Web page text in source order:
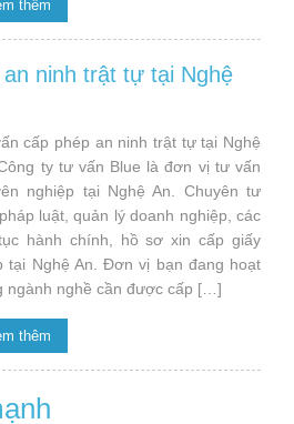
thêm
ninh trật tự tại Nghệ
cấp phép an ninh trật tự tại Nghệ
ty tư vấn Blue là đơn vị tư vấn
nghiệp tại Nghệ An. Chuyên tư
luật, quản lý doanh nghiệp, các
hành chính, hồ sơ xin cấp giấy
tại Nghệ An. Đơn vị bạn đang hoạt
ngành nghề cần được cấp […]
thêm